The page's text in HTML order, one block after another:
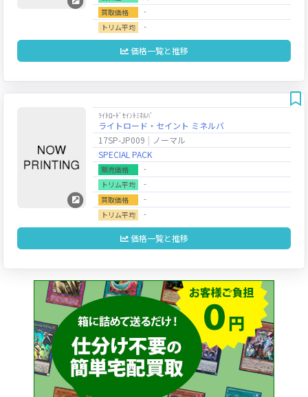
買取価格 ‐
トリム平均 ‐
価格一覧と推移
ﾗｲﾄﾛｰﾄﾞｾｲﾝﾄﾐﾈﾙﾊﾞ
ライトロード・セイント ミネルバ
17SP-JP009
ノーマル
SPECIAL PACK
販売価格 ‐
トリム平均 ‐
買取価格 ‐
トリム平均 ‐
価格一覧と推移